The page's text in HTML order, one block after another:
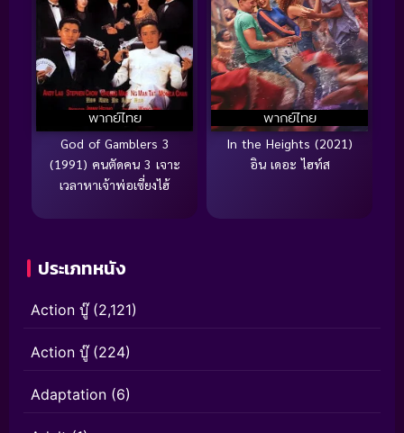
พากย์ไทย
God of Gamblers 3
(1991) คนตัดคน 3 เจาะ
เวลาหาเจ้าพ่อเซี่ยงไฮ้
พากย์ไทย
In the Heights (2021)
อิน เดอะ ไฮท์ส
ประเภทหนัง
Action บู๊(2,121)
Action บู๊(224)
Adaptation (6)